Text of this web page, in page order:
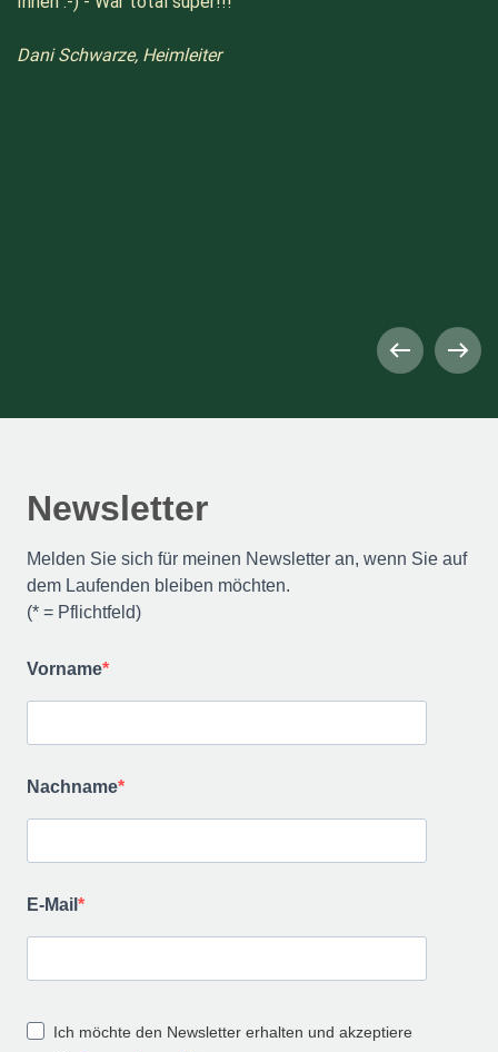
Dani Schwarze, Heimleiter
Newsletter
Melden Sie sich für meinen Newsletter an, wenn Sie auf
dem Laufenden bleiben möchten.
(* = Pflichtfeld)
Vorname
Nachname
E-Mail
Ich möchte den Newsletter erhalten und akzeptiere